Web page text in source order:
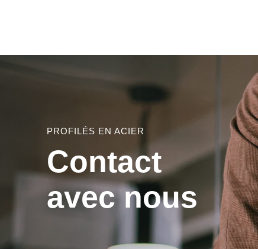
PROFILÉS EN ACIER
Contact
avec nous